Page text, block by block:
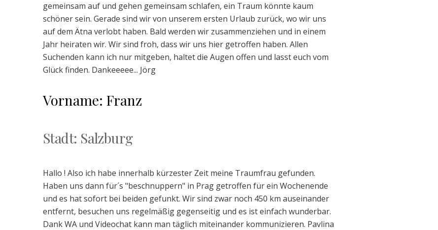
gemeinsam auf und gehen gemeinsam schlafen, ein Traum könnte kaum
schöner sein. Gerade sind wir von unserem ersten Urlaub zurück, wo wir uns
auf dem Ätna verlobt haben. Bald werden wir zusammenziehen und in einem
Jahr heiraten wir. Wir sind froh, dass wir uns hier getroffen haben. Allen
Suchenden kann ich nur mitgeben, haltet die Augen offen und lasst euch vom
Glück finden. Dankeeeee... Jörg
Vorname: Franz
Stadt: Salzburg
Hallo ! Also ich habe innerhalb kürzester Zeit meine Traumfrau gefunden.
Haben uns dann für´s "beschnuppern" in Prag getroffen für ein Wochenende
und es hat sofort bei beiden gefunkt. Wir sind zwar noch 450 km auseinander
entfernt, besuchen uns regelmäßig gegenseitig und es ist einfach wunderbar.
Dank WA und Videochat kann man täglich miteinander kommunizieren. Pavlina